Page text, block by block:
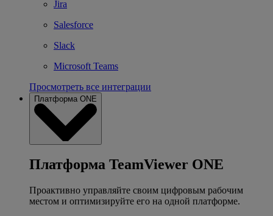
Jira
Salesforce
Slack
Microsoft Teams
Просмотреть все интеграции
Платформа ONE
Платформа TeamViewer ONE
Проактивно управляйте своим цифровым рабочим
местом и оптимизируйте его на одной платформе.